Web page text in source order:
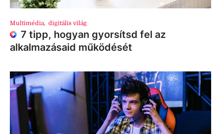
Multimédia, digitális világ
7 tipp, hogyan gyorsítsd fel az
alkalmazásaid működését